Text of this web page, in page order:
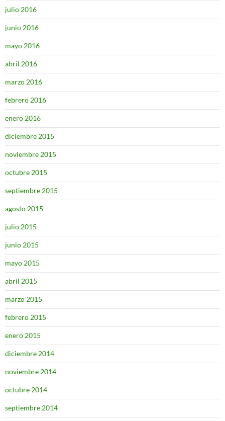
julio 2016
junio 2016
mayo 2016
abril 2016
marzo 2016
febrero 2016
enero 2016
diciembre 2015
noviembre 2015
octubre 2015
septiembre 2015
agosto 2015
julio 2015
junio 2015
mayo 2015
abril 2015
marzo 2015
febrero 2015
enero 2015
diciembre 2014
noviembre 2014
octubre 2014
septiembre 2014